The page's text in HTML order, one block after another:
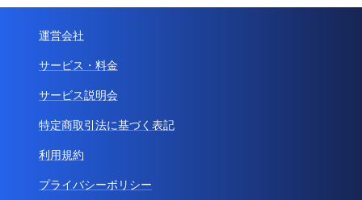
運営会社
サービス・料金
サービス説明会
特定商取引法に基づく表記
利用規約
プライバシーポリシー